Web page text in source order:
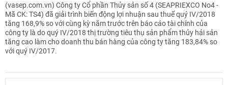
(vasep.com.vn) Công ty Cổ phần Thủy sản số 4 (SEAPRIEXCO No4 -
Mã CK: TS4) đã giải trình biến động lợi nhuận sau thuế quý IV/2018
tăng 168,9% so với cùng kỳ năm trước trên báo cáo tài chính của
công ty là do quý IV/2018 thị trường tiêu thụ sản phẩm thủy hải sản
tăng cao làm cho doanh thu bán hàng của công ty tăng 183,84% so
với quý IV/2017.